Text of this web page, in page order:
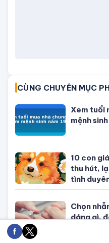
và đâu là
8/7/2025:
ĐÁNG QUAN TÂM
Tử vi tuổi Tý
Tử vi tuổi Sửu
Tử vi tuổi Dần